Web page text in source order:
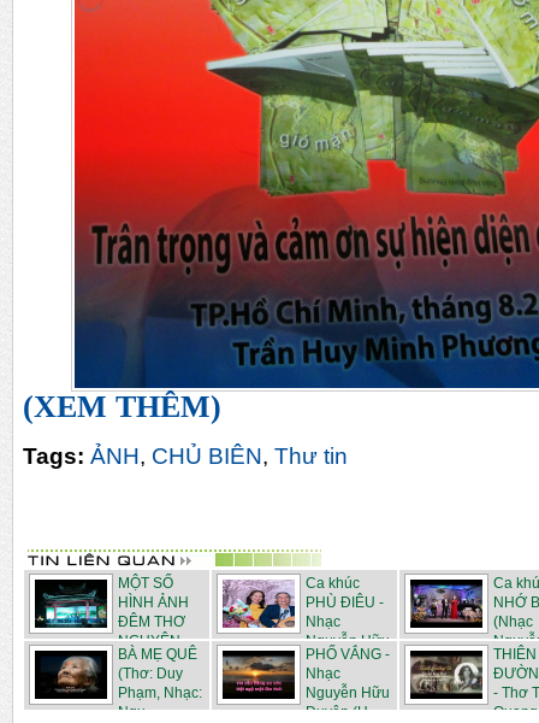
(XEM THÊM)
Tags: ẢNH, CHỦ BIÊN, Thư tin
MỘT SỐ
HÌNH ẢNH
ĐÊM THƠ
NGUYÊN
TIÊU...
Ca khúc
PHÙ ĐIÊU -
Nhạc
Nguyễn Hữu
...
Ca
NHỚ
(Nhạc
D...
BÀ MẸ QUÊ
(Thơ: Duy
Phạm, Nhạc:
Ngu...
PHỐ VẮNG -
Nhạc
Nguyễn Hữu
Duyên (H...
THIÊN
- Thơ